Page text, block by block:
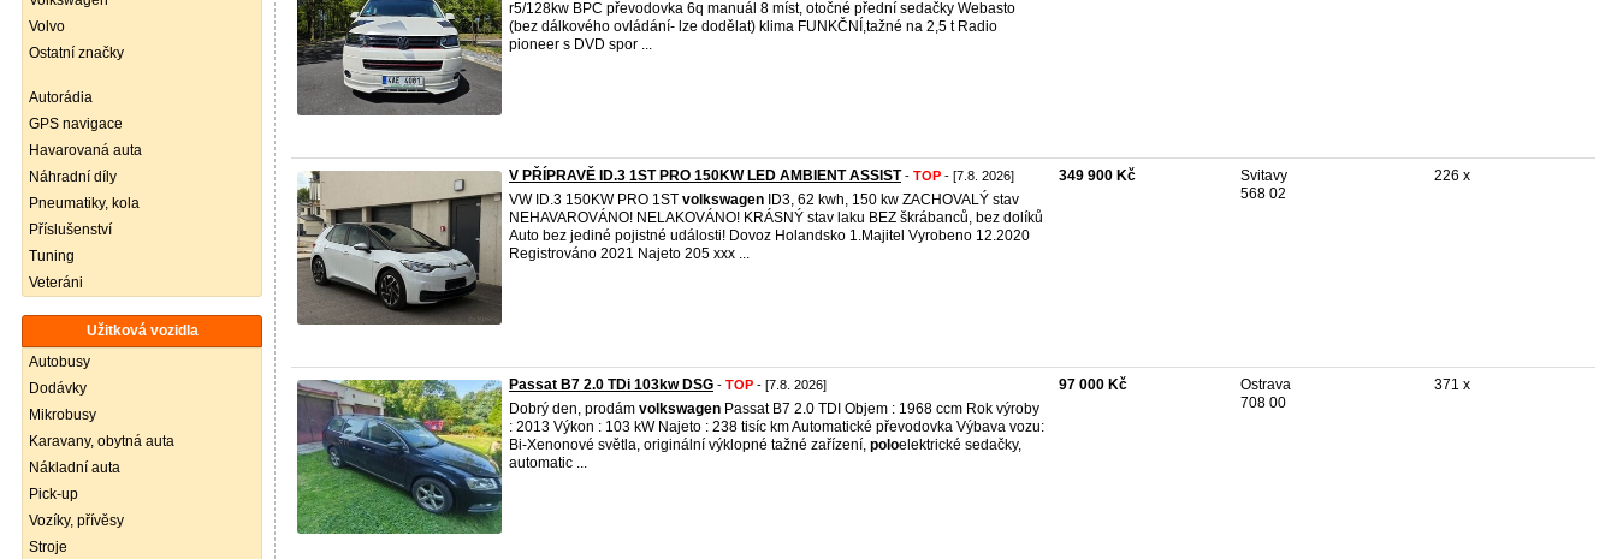
Volvo
Ostatní značky
Autorádia
GPS navigace
Havarovaná auta
Náhradní díly
Pneumatiky, kola
Příslušenství
Tuning
Veteráni
Užitková vozidla
Autobusy
Dodávky
Mikrobusy
Karavany, obytná auta
Nákladní auta
Pick-up
Vozíky, přívěsy
Stroje
r5/128kw BPC převodovka 6q manuál 8 míst, otočné přední sedačky Webasto
(bez dálkového ovládání- lze dodělat) klima FUNKČNÍ,tažné na 2,5 t Radio
pioneer s DVD spor ...
V PŘÍPRAVĚ ID.3 1ST PRO 150KW LED AMBIENT ASSIST- TOP - [7.8. 2026]
VW ID.3 150KW PRO 1ST volkswagen ID3, 62 kwh, 150 kw ZACHOVALÝ stav
NEHAVAROVÁNO! NELAKOVÁNO! KRÁSNÝ stav laku BEZ škrábanců, bez dolíků
Auto bez jediné pojistné události! Dovoz Holandsko 1.Majitel Vyrobeno 12.2020
Registrováno 2021 Najeto 205 xxx ...
349 900 Kč
Svitavy
568 02
226 x
Passat B7 2.0 TDi 103kw DSG - TOP - [7.8. 2026]
Dobrý den, prodám volkswagen Passat B7 2.0 TDI Objem : 1968 ccm Rok výroby
: 2013 Výkon : 103 kW Najeto : 238 tisíc km Automatické převodovka Výbava vozu:
Bi-Xenonové světla, originální výklopné tažné zařízení, poloelektrické sedačky,
automatic ...
97 000 Kč
Ostrava
708 00
371 x